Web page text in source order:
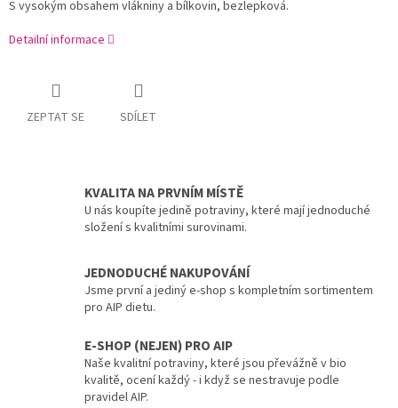
S vysokým obsahem vlákniny a bílkovin, bezlepková.
Detailní informace
ZEPTAT SE SDÍLET
KVALITA NA PRVNÍM MÍSTĚ
U nás koupíte jedině potraviny, které mají jednoduché
složení s kvalitními surovinami.
JEDNODUCHÉ NAKUPOVÁNÍ
Jsme první a jediný e-shop s kompletním sortimentem
pro AIP dietu.
E-SHOP (NEJEN) PRO AIP
Naše kvalitní potraviny, které jsou převážně v bio
kvalitě, ocení každý - i když se nestravuje podle
pravidel AIP.